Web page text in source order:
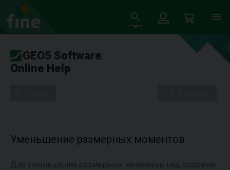
GEO5 Software
Online Help
Уменьшение размерных моментов
Для уменьшения размерных моментов над опорами